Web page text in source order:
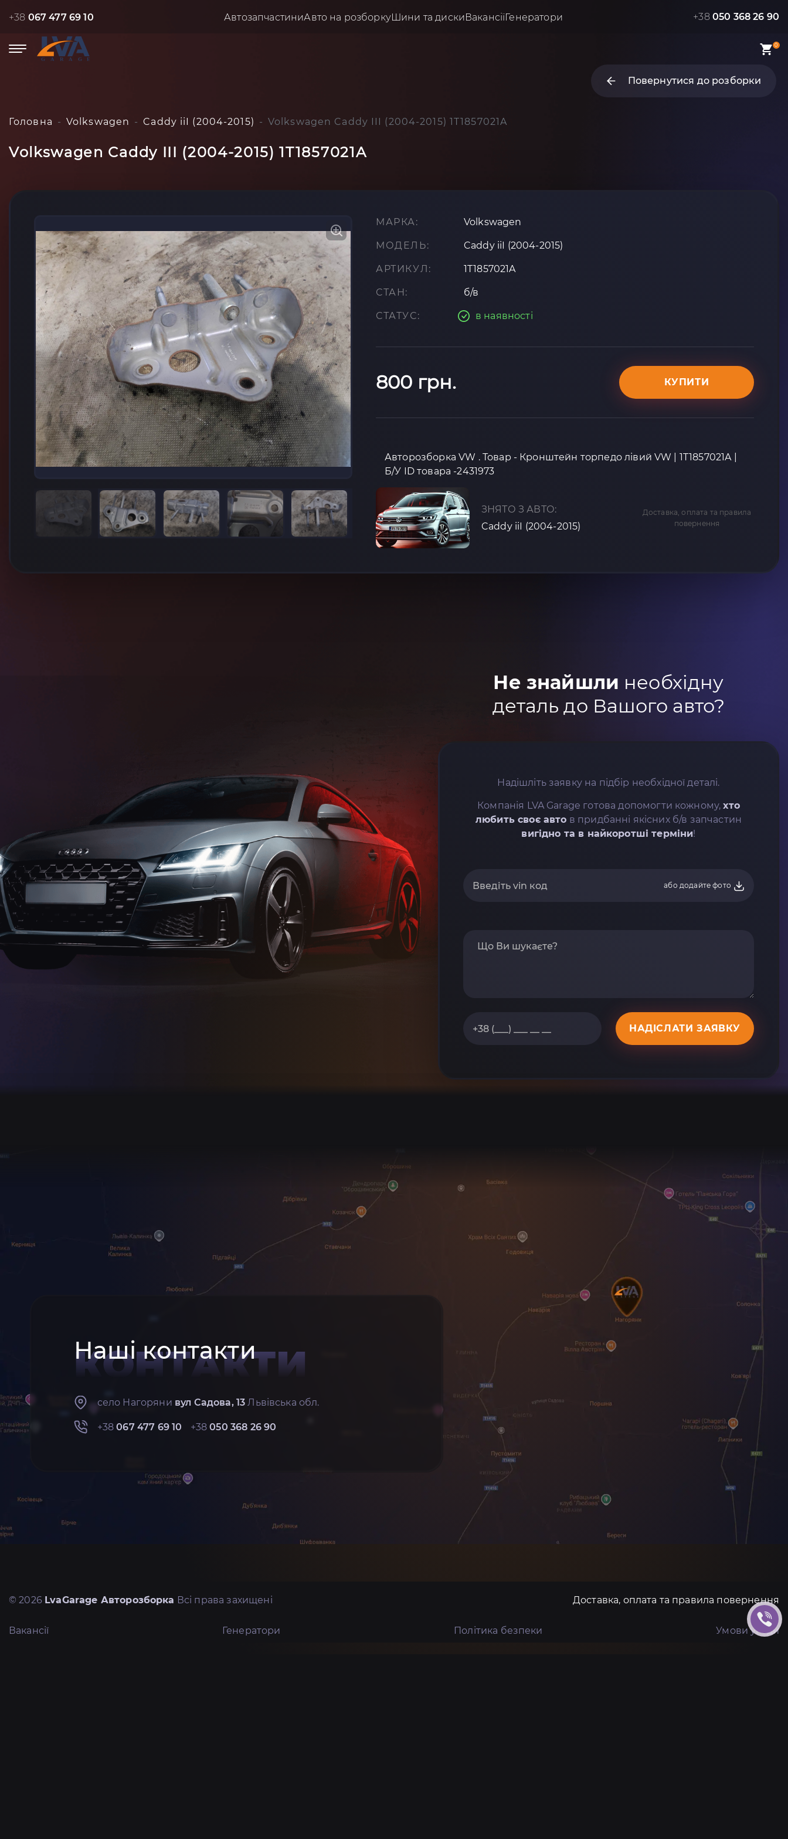
+38 067 477 69 10 АвтозапчастиниАвто на розборкуШини та дискиВакансіїГенератори +38 050 368 26 90
0
Повернутися до розборки
Головна Volkswagen Caddy iiI (2004-2015) Volkswagen Caddy III (2004-2015) 1T1857021A
Volkswagen Caddy III (2004-2015) 1T1857021A
МАРКА: Volkswagen
МОДЕЛЬ: Caddy iiI (2004-2015)
АРТИКУЛ: 1T1857021A
СТАН: б/в
СТАТУС: в наявності
800 грн. КУПИТИ
Авторозборка VW . Товар - Кронштейн торпедо лівий VW | 1T1857021A |
Б/У ID товара -2431973
ЗНЯТО З АВТО:
Caddy iiI (2004-2015)
Доставка, оплата та правила
повернення
Не знайшли необхідну
деталь до Вашого авто?
Надішліть заявку на підбір необхідної деталі.
Компанія LVA Garage готова допомогти кожному,хто
любить своє авто в придбанні якісних б/в запчастин
вигідно та в найкоротші терміни!
або додайте фото
НАДІСЛАТИ ЗАЯВКУ
Наші контакти
КОНТАКТИ
село Нагоряни вул Садова, 13 Львівська обл.
+38067 477 69 10 +38050 368 26 90
© 2026 LvaGarage Авторозборка Всі права захищені Доставка, оплата та правила повернення
Вакансії Генератори Політика безпеки Умови угоди